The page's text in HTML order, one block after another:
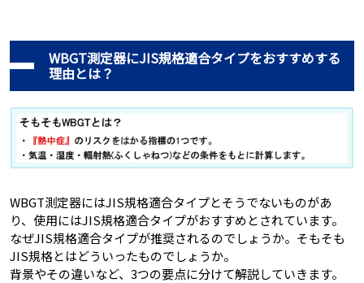
WBGT測定器にJIS規格適合タイプをおすすめする
理由とは？
WBGT測定器にはJIS規格適合タイプとそうでないものがあ
り、使用にはJIS規格適合タイプがおすすめとされています。
なぜJIS規格適合タイプが推奨されるのでしょうか。そもそも
JIS規格とはどういったものでしょうか。
背景やその違いなど、3つの要点に分けて解説していきます。